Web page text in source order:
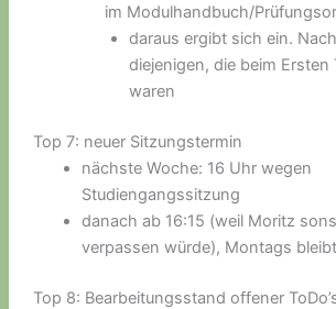
im Modulhandbuch/
daraus ergibt sich ein.
diejenigen, die beim Ersten
waren
Top 7: neuer Sitzungstermin
nächste Woche: 16 Uhr wegen
Studiengangssitzung
danach ab 16:15 (weil Moritz
verpassen würde), Montags
Top 8: Bearbeitungsstand offener